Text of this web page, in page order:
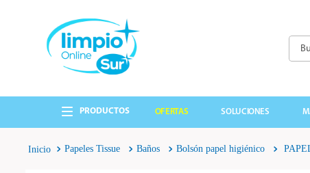
OFERTAS SOLUCIONES
Papeles Tissue Baños Bolsón papel higiénico
1.
cepillo
3.
papel higienico